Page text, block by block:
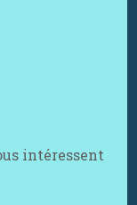
intéressent